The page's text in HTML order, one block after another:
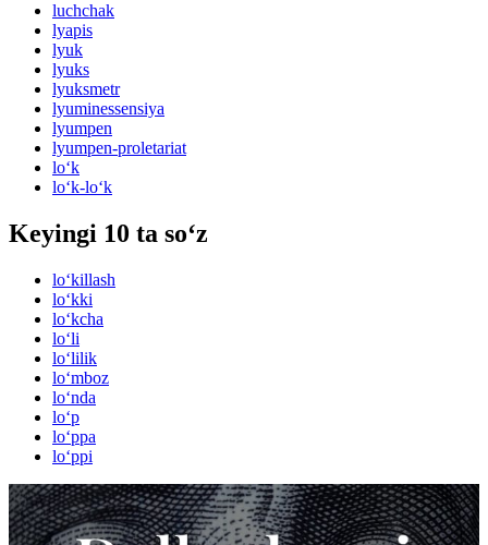
luchchak
lyapis
lyuk
lyuks
lyuksmetr
lyuminessensiya
lyumpen
lyumpen-proletariat
lo‘k
lo‘k-lo‘k
Keyingi 10 ta so‘z
lo‘killash
lo‘kki
lo‘kcha
lo‘li
lo‘lilik
lo‘mboz
lo‘nda
lo‘p
lo‘ppa
lo‘ppi